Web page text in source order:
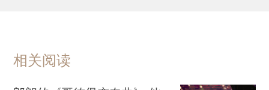
相关阅读